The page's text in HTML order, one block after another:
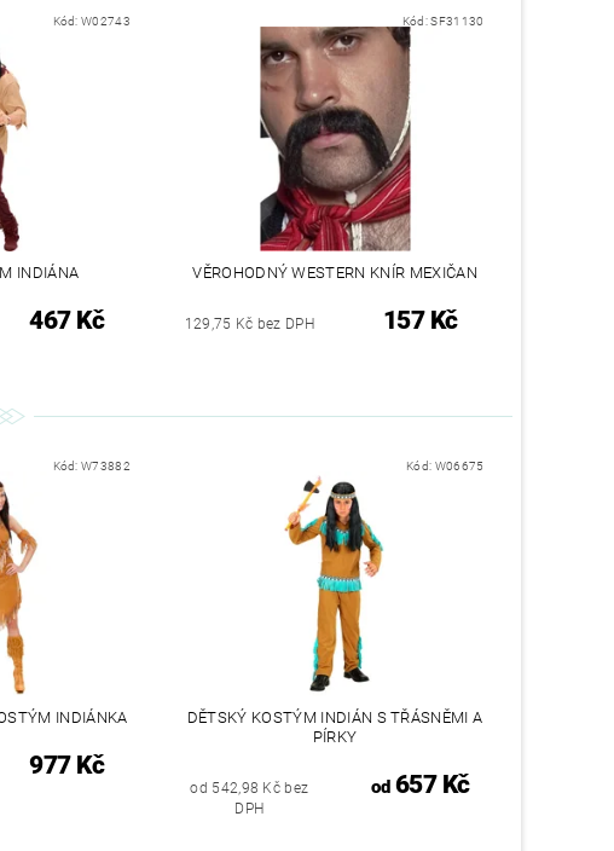
Kód:W02743
INDIÁNA
467 Kč
Kód:SF31130
VĚROHODNÝ WESTERN KNÍR MEXIČAN
129,75 Kč bez DPH 157 Kč
Kód:W73882
INDIÁNKA
977 Kč
Kód: W06675
DĚTSKÝ KOSTÝM INDIÁN S TŘÁSNĚMI A
PÍRKY
od 542,98 Kč bez
DPH
od657 Kč